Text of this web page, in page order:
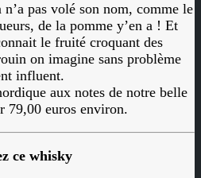
pas volé son nom, comme le
de la pomme y’en a ! Et
le fruité croquant des
on imagine sans problème
influent.
aux notes de notre belle
79,00 euros environ.
ce whisky